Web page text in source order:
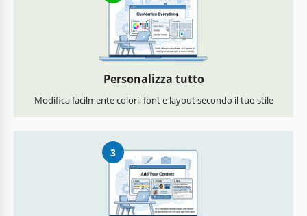
Personalizza tutto
Modifica facilmente colori, font e layout secondo il tuo stile
3